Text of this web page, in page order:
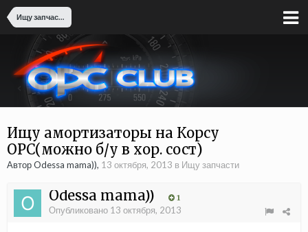
Ищу запчасти
Ищу амортизаторы на Корсу
OPC(можно б/у в хор. сост)
Автор Odessa mama)), 13 октября, 2013 в Ищу запчасти
Odessa mama)) 1
Опубликовано 13 октября, 2013